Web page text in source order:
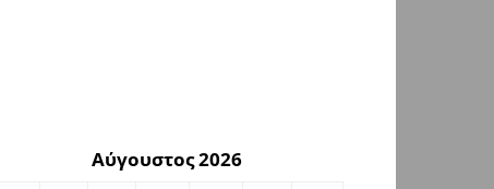
Αύγουστος 2026